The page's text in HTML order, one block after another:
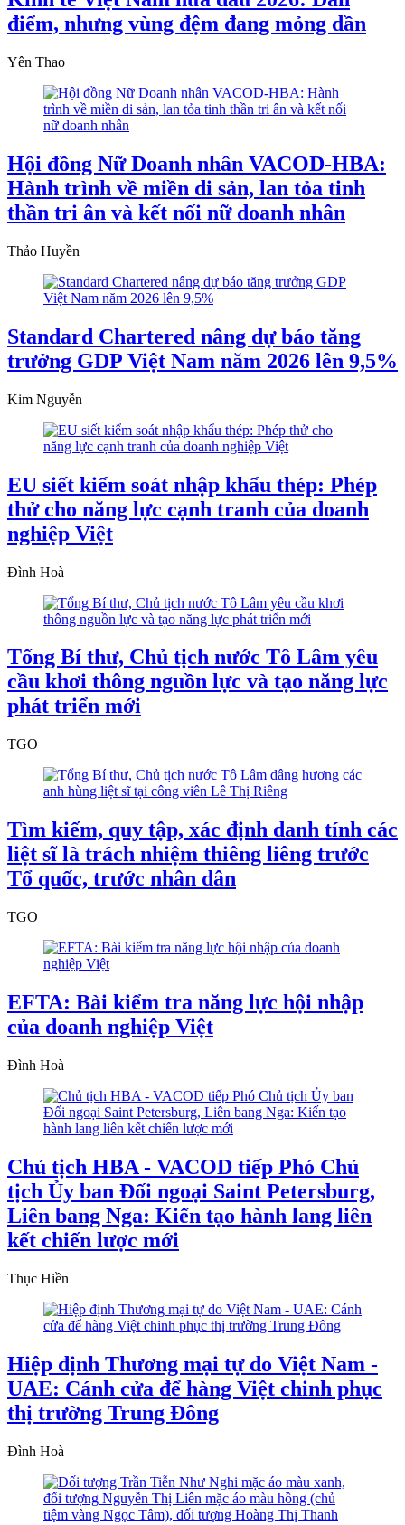
điểm, nhưng vùng đệm đang mỏng dần
Yên Thao
Hội đồng Nữ Doanh nhân VACOD-HBA:
Hành trình về miền di sản, lan tỏa tinh
thần tri ân và kết nối nữ doanh nhân
Thảo Huyền
Standard Chartered nâng dự báo tăng
trưởng GDP Việt Nam năm 2026 lên 9,5%
Kim Nguyễn
EU siết kiểm soát nhập khẩu thép: Phép
thử cho năng lực cạnh tranh của doanh
nghiệp Việt
Đình Hoà
Tổng Bí thư, Chủ tịch nước Tô Lâm yêu
cầu khơi thông nguồn lực và tạo năng lực
phát triển mới
TGO
Tìm kiếm, quy tập, xác định danh tính các
liệt sĩ là trách nhiệm thiêng liêng trước
Tổ quốc, trước nhân dân
TGO
EFTA: Bài kiểm tra năng lực hội nhập
của doanh nghiệp Việt
Đình Hoà
Chủ tịch HBA - VACOD tiếp Phó Chủ
tịch Ủy ban Đối ngoại Saint Petersburg,
Liên bang Nga: Kiến tạo hành lang liên
kết chiến lược mới
Thục Hiền
Hiệp định Thương mại tự do Việt Nam -
UAE: Cánh cửa để hàng Việt chinh phục
thị trường Trung Đông
Đình Hoà